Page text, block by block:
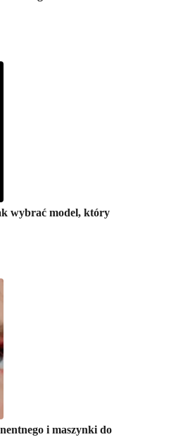
wybrać model, który
i maszynki do